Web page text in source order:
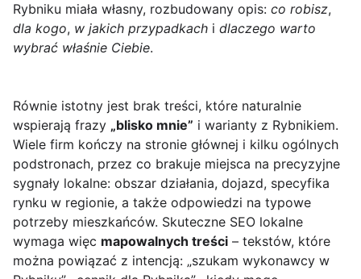
Rybniku miała własny, rozbudowany opis: co robisz,
dla kogo, w jakich przypadkach i dlaczego warto
wybrać właśnie Ciebie.
Równie istotny jest brak treści, które naturalnie
wspierają frazy „blisko mnie” i warianty z Rybnikiem.
Wiele firm kończy na stronie głównej i kilku ogólnych
podstronach, przez co brakuje miejsca na precyzyjne
sygnały lokalne: obszar działania, dojazd, specyfika
rynku w regionie, a także odpowiedzi na typowe
potrzeby mieszkańców. Skuteczne SEO lokalne
wymaga więc mapowalnych treści – tekstów, które
można powiązać z intencją: „szukam wykonawcy w